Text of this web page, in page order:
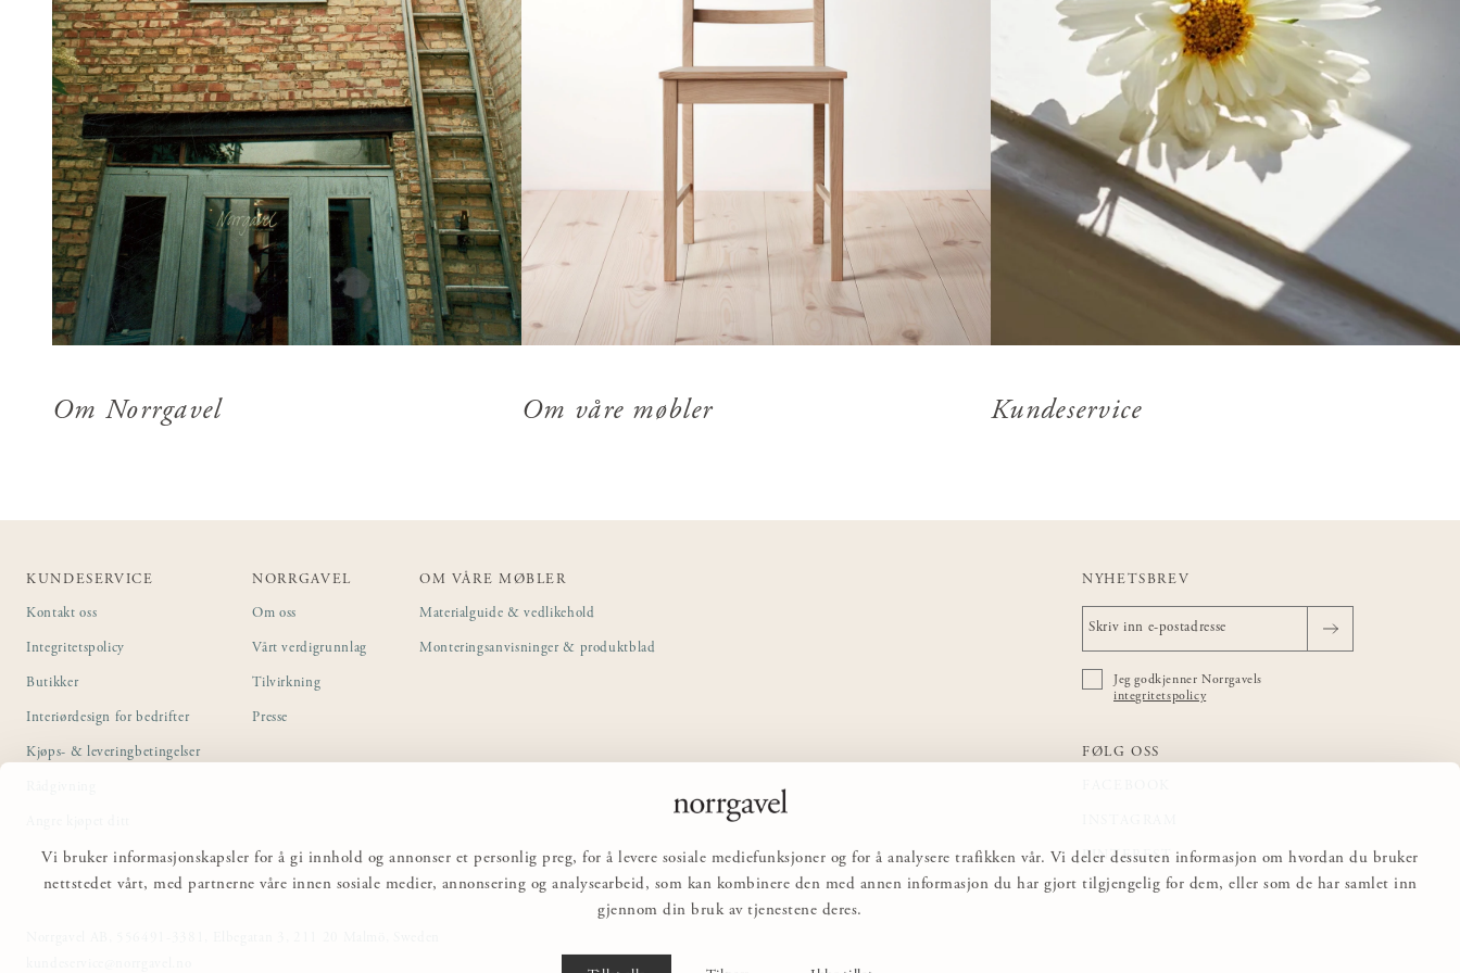
Vi bruker informasjonskapsler for å gi innhold og annonser et personlig preg, for å levere sosiale mediefunksjoner og for å analysere trafikken vår. Vi deler dessuten informasjon om hvordan du bruker
nettstedet vårt, med partnerne våre innen sosiale medier, annonsering og analysearbeid, som kan kombinere den med annen informasjon du har gjort tilgjengelig for dem, eller som de har samlet inn
gjennom din bruk av tjenestene deres.
Om Norrgavel Om våre møbler Kundeservice
KUNDESERVICE
Kontakt oss
Integritetspolicy
Butikker
Interiørdesign for bedrifter
Kjøps- & leveringbetingelser
NORRGAVEL
Om oss
Vårt verdigrunnlag
Tilvirkning
Presse
OM VÅRE MØBLER
Materialguide & vedlikehold
Monteringsanvisninger & produktblad
NYHETSBREV
Jeg godkjenner Norrgavels
integritetspolicy
FØLG OSS
PINTEREST